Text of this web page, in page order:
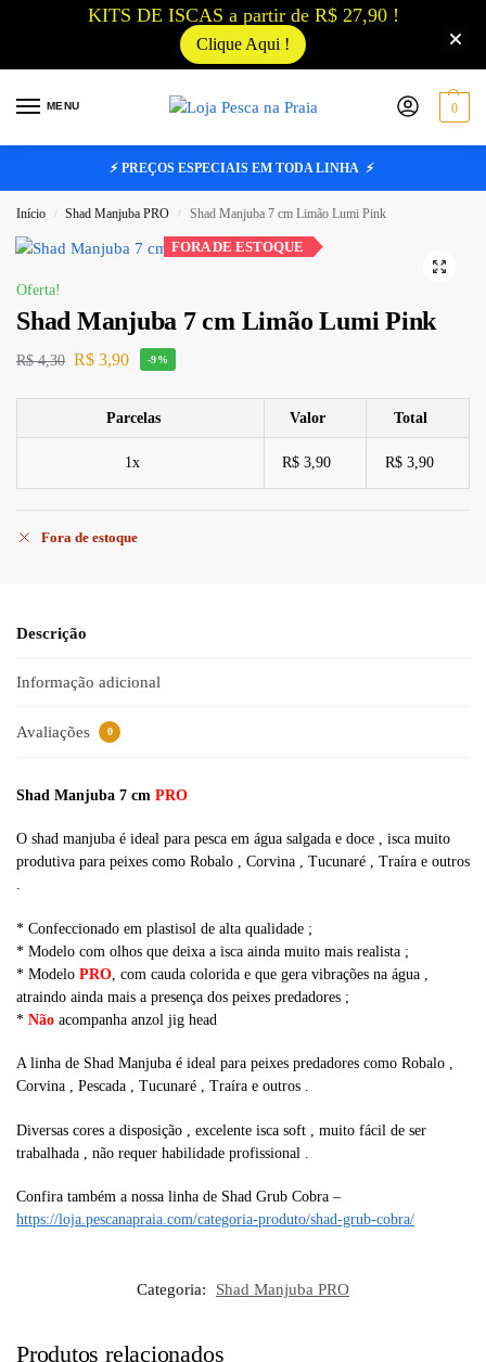
KITS DE ISCAS a partir de R$ 27,90 !
Clique Aqui !
MENU 0
⚡ PREÇOS ESPECIAIS EM TODA LINHA ⚡
Início / Shad Manjuba PRO / Shad Manjuba 7 cm Limão Lumi Pink
FORA DE ESTOQUE
Oferta!
Shad Manjuba 7 cm Limão Lumi Pink
R$4,30 R$ 3,90 -9%
Parcelas Valor Total
1x R$ 3,90 R$ 3,90
Fora de estoque
Descrição
Informação adicional
Avaliações 0
Shad Manjuba 7 cm PRO
O shad manjuba é ideal para pesca em água salgada e doce , isca muito
produtiva para peixes como Robalo , Corvina , Tucunaré , Traíra e outros
.
* Confeccionado em plastisol de alta qualidade ;
* Modelo com olhos que deixa a isca ainda muito mais realista ;
* Modelo PRO , com cauda colorida e que gera vibrações na água ,
atraindo ainda mais a presença dos peixes predadores ;
* Não acompanha anzol jig head
A linha de Shad Manjuba é ideal para peixes predadores como Robalo ,
Corvina , Pescada , Tucunaré , Traíra e outros .
Diversas cores a disposição , excelente isca soft , muito fácil de ser
trabalhada , não requer habilidade profissional .
Confira também a nossa linha de Shad Grub Cobra –
https://loja.pescanapraia.com/categoria-produto/shad-grub-cobra/
Categoria: Shad Manjuba PRO
Produtos relacionados